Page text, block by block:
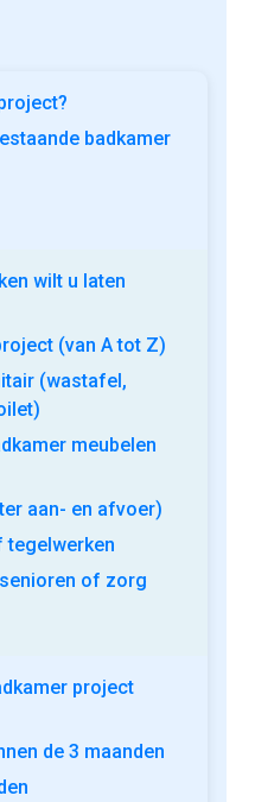
badkamer
wilt u laten
(van A tot Z)
(wastafel,
meubelen
aan- en afvoer)
of zorg
project
de 3 maanden